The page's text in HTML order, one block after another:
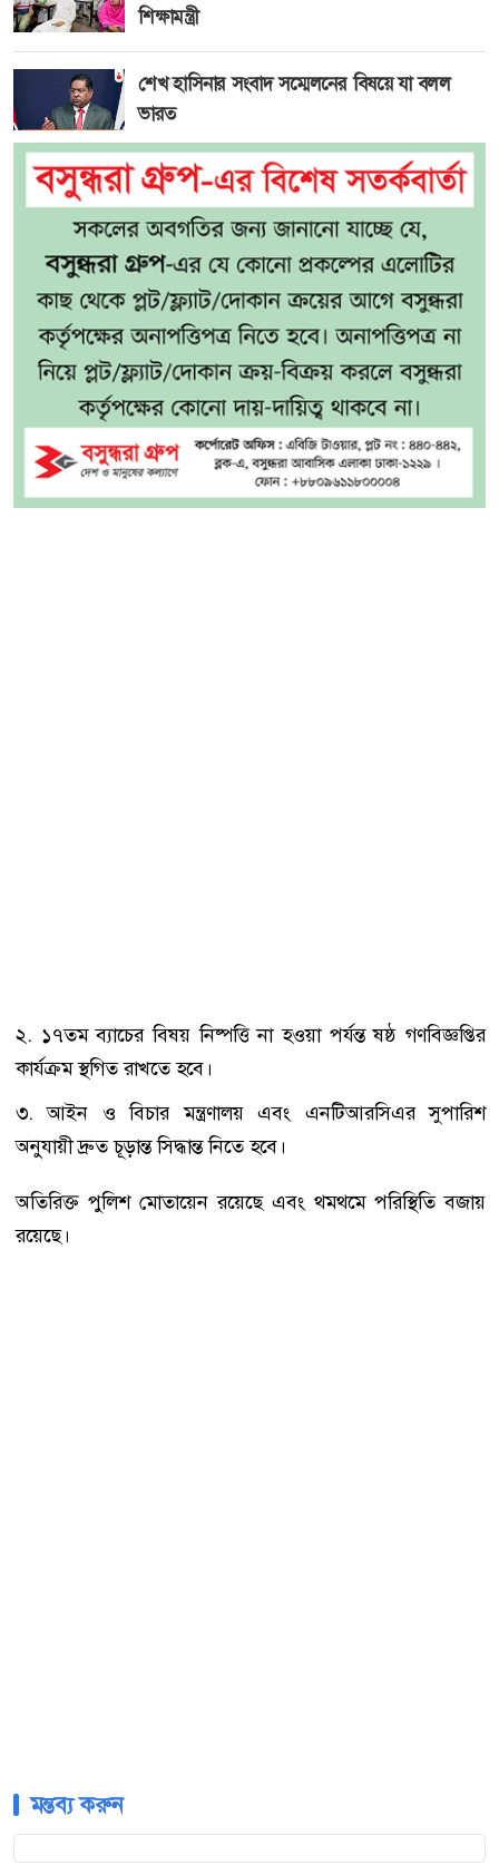
শিক্ষামন্ত্রী
শেখ হাসিনার সংবাদ সম্মেলনের বিষয়ে যা বলল
ভারত
২. ১৭তম ব্যাচের বিষয় নিষ্পত্তি না হওয়া পর্যন্ত ষষ্ঠ গণবিজ্ঞপ্তির
কার্যক্রম স্থগিত রাখতে হবে।
৩. আইন ও বিচার মন্ত্রণালয় এবং এনটিআরসিএর সুপারিশ
অনুযায়ী দ্রুত চূড়ান্ত সিদ্ধান্ত নিতে হবে।
অতিরিক্ত পুলিশ মোতায়েন রয়েছে এবং থমথমে পরিস্থিতি বজায়
রয়েছে।
মন্তব্য করুন